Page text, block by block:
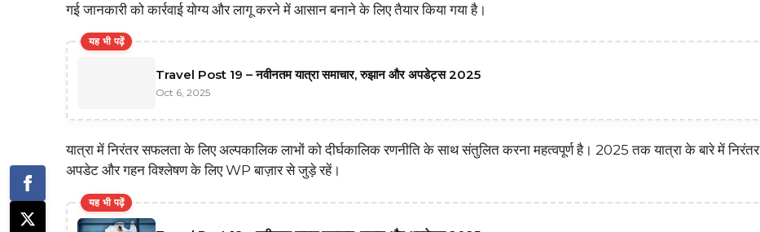
गई जानकारी को कार्रवाई योग्य और लागू करने में आसान बनाने के लिए तैयार किया गया है।
यह भी पढ़ें
Travel Post 19 – नवीनतम यात्रा समाचार, रुझान और अपडेट्स 2025
Oct 6, 2025
यात्रा में निरंतर सफलता के लिए अल्पकालिक लाभों को दीर्घकालिक रणनीति के साथ संतुलित करना महत्वपूर्ण है। 2025 तक यात्रा के बारे में निरंतर
अपडेट और गहन विश्लेषण के लिए WP बाज़ार से जुड़े रहें।
यह भी पढ़ें